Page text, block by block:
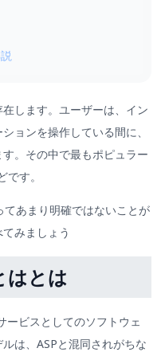
します。ユーザーは、イン
ョンを操作している間に、
。その中で最もポピュラー
す。
てあまり明確ではないことが
みましょう
とは
ビスとしてのソフトウェ
は、ASPと混同されがちな